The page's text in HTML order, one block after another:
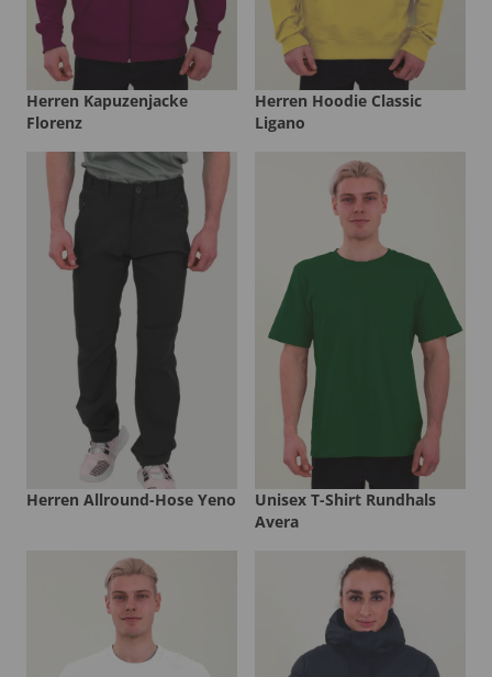
Herren Kapuzenjacke
Florenz
Herren Hoodie Classic
Ligano
Herren Allround-Hose Yeno
Unisex T-Shirt Rundhals
Avera